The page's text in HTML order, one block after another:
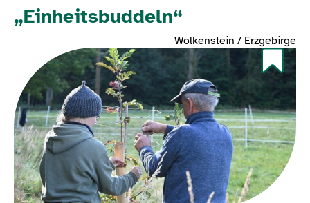
„Einheitsbuddeln“
Wolkenstein / Erzgebirge